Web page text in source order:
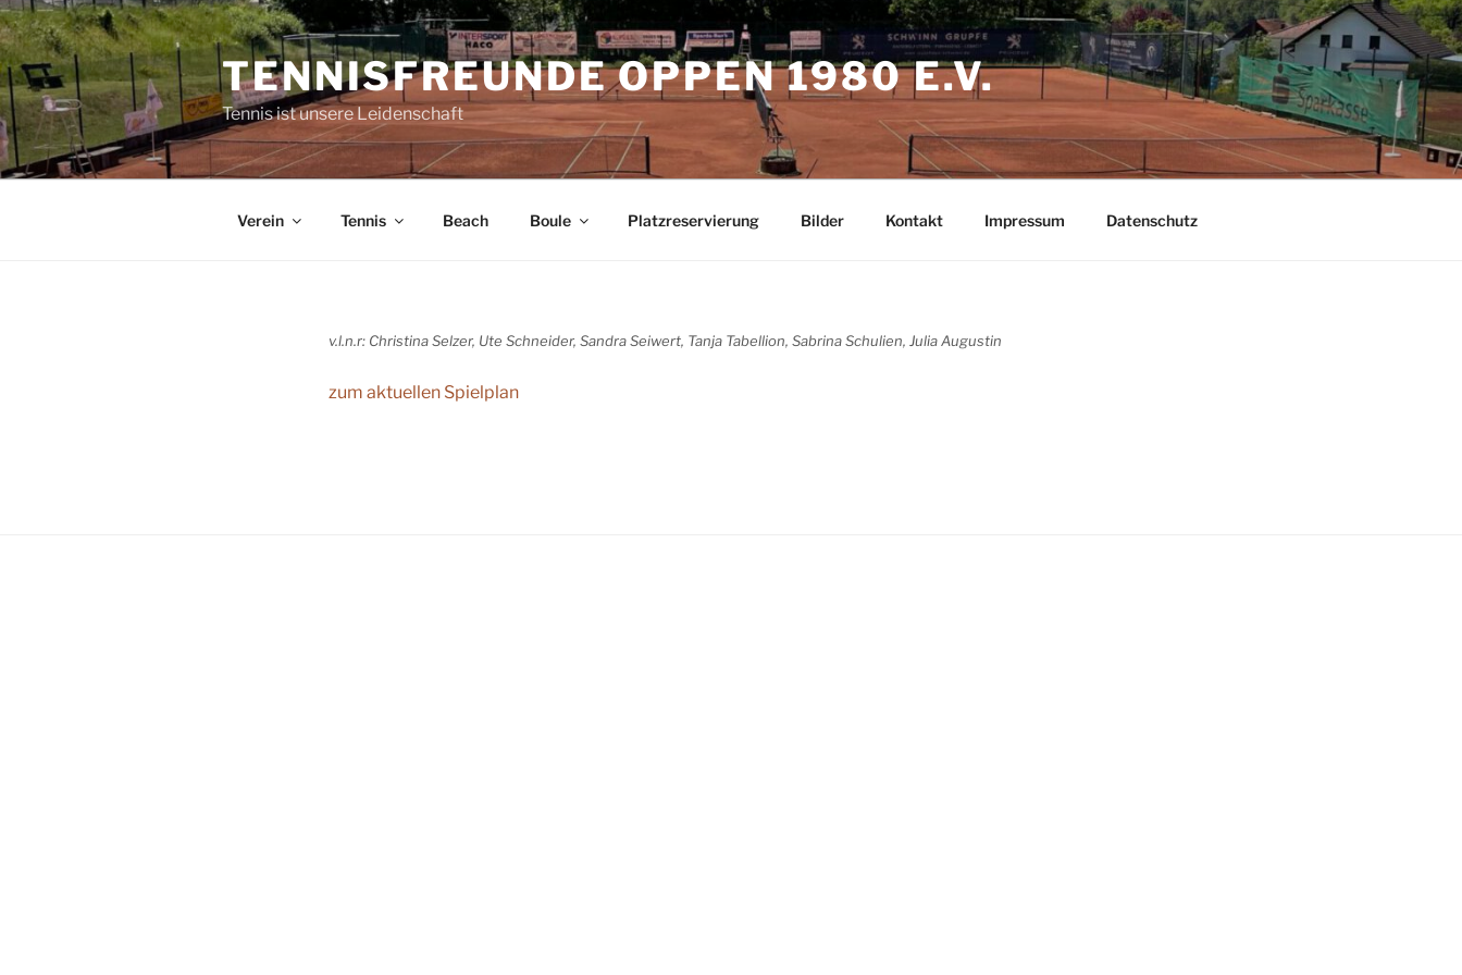
Zum
Inhalt
springen
TENNISFREUNDE OPPEN 1980 E.V.
Tennis ist unsere Leidenschaft
Verein Tennis Beach Boule Platzreservierung Bilder Kontakt Impressum Datenschutz
v.l.n.r: Christina Selzer, Ute Schneider, Sandra Seiwert, Tanja Tabellion, Sabrina Schulien, Julia Augustin
zum aktuellen Spielplan